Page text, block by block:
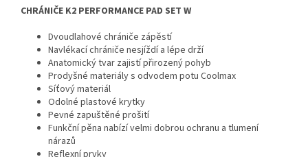
CHRÁNIČE K2 PERFORMANCE PAD SET W
Dvoudlahové chrániče zápěstí
Navlékací chrániče nesjíždí a lépe drží
Anatomický tvar zajistí přirozený pohyb
Prodyšné materiály s odvodem potu Coolmax
Síťový materiál
Odolné plastové krytky
Pevné zapuštěné prošití
Funkční pěna nabízí velmi dobrou ochranu a tlumení
nárazů